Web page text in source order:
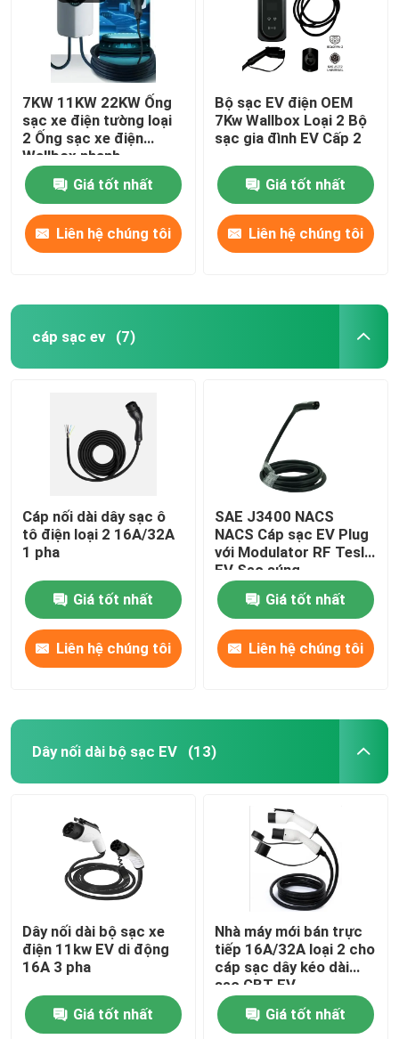
7KW 11KW 22KW Ống
sạc xe điện tường loại
2 Ống sạc xe điện
Wallbox nhanh
Giá tốt nhất
Liên hệ chúng tôi
Bộ sạc EV điện OEM
7Kw Wallbox Loại 2 Bộ
sạc gia đình EV Cấp 2
Giá tốt nhất
Liên hệ chúng tôi
cáp sạc ev (7)
Cáp nối dài dây sạc ô
tô điện loại 2 16A/32A
1 pha
Giá tốt nhất
Liên hệ chúng tôi
SAE J3400 NACS
NACS Cáp sạc EV Plug
với Modulator RF Tesla
EV Sạc súng
Giá tốt nhất
Liên hệ chúng tôi
Dây nối dài bộ sạc EV (13)
Dây nối dài bộ sạc xe
điện 11kw EV di động
16A 3 pha
Giá tốt nhất
Nhà máy mới bán trực
tiếp 16A/32A loại 2 cho
cáp sạc dây kéo dài
sạc GBT EV
Giá tốt nhất